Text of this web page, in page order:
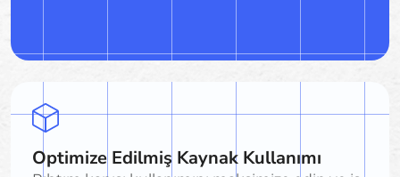
Optimize Edilmiş Kaynak Kullanımı